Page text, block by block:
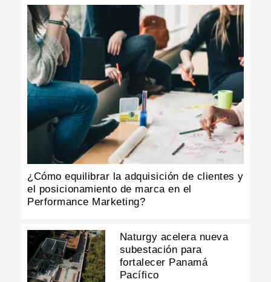
MULTIMEDIA
IMPRESO
¿Cómo equilibrar la adquisición de clientes y
el posicionamiento de marca en el
Performance Marketing?
Naturgy acelera nueva
subestación para
fortalecer Panamá
Pacífico